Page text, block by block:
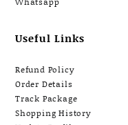
Useful Links
Refund Policy
Order Details
Track Package
Shopping History